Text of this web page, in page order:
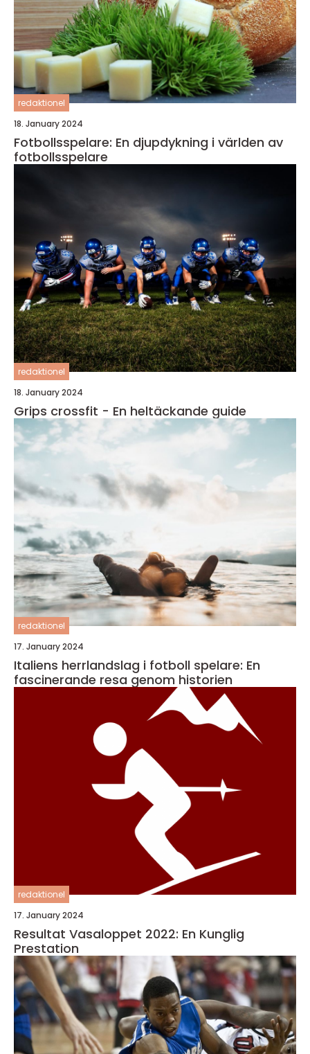
redaktionel
18. January 2024
Fotbollsspelare: En djupdykning i världen av
fotbollsspelare
redaktionel
18. January 2024
Grips crossfit - En heltäckande guide
redaktionel
17. January 2024
Italiens herrlandslag i fotboll spelare: En
fascinerande resa genom historien
redaktionel
17. January 2024
Resultat Vasaloppet 2022: En Kunglig
Prestation